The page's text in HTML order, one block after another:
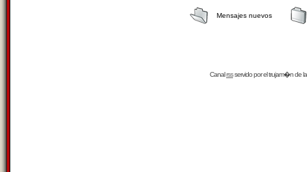
Mensajes nuevos
Canalrssservido por eltrujam�nde